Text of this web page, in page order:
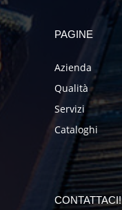
PAGINE
Azienda
Qualità
Servizi
Cataloghi
CONTATTACI!